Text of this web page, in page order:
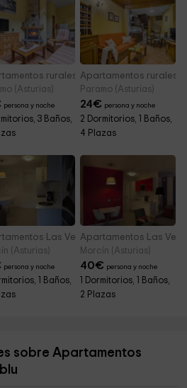
Las Ubiñasrurales Blanca- El Camín Real
(Asturias)
persona y noche
3 Baños,
Apartamentos rurales
Paramo (Asturias)
24€ persona y noche
2 Dormitorios, 1 Baños,
4 Plazas
Cardeo- Andalucía
Las Vegas de Cardeo- Levante
(Asturias)
persona y noche
1 Baños,
Apartamentos Las
Morcín (Asturias)
40€ persona y noche
1 Dormitorios, 1 Baños,
2 Plazas
sobre Apartamentos